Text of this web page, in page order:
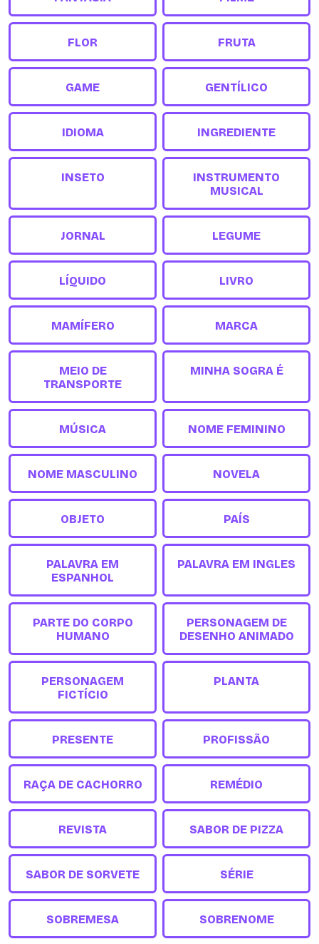
FLOR FRUTA
GAME GENTÍLICO
IDIOMA INGREDIENTE
INSETO
INSTRUMENTO
MUSICAL
JORNAL LEGUME
LÍQUIDO LIVRO
MAMÍFERO MARCA
MEIO DE
TRANSPORTE
MINHA SOGRA É
MÚSICA NOME FEMININO
NOME MASCULINO NOVELA
OBJETO PAÍS
PALAVRA EM
ESPANHOL
PALAVRA EM INGLES
PARTE DO CORPO
HUMANO
PERSONAGEM DE
DESENHO ANIMADO
PERSONAGEM
FICTÍCIO
PLANTA
PRESENTE PROFISSÃO
RAÇA DE CACHORRO REMÉDIO
REVISTA SABOR DE PIZZA
SABOR DE SORVETE SÉRIE
SOBREMESA SOBRENOME